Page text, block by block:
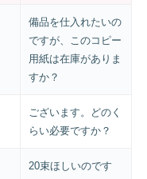
備品を仕入れたいの
ですが、このコピー
用紙は在庫がありま
すか？
ございます。どのく
らい必要ですか？
20束ほしいのです